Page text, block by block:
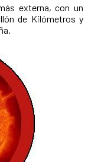
externa, con un
de Kilómetros y